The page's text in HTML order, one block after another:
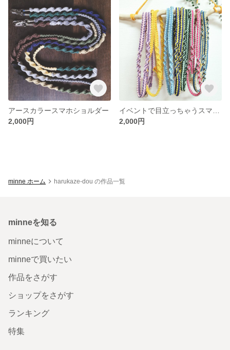
アースカラースマホショルダー
2,000円
2,000円
minne ホーム harukaze-dou の作品一覧
minneを知る
minneについて
minneで買いたい
作品をさがす
ショップをさがす
ランキング
特集